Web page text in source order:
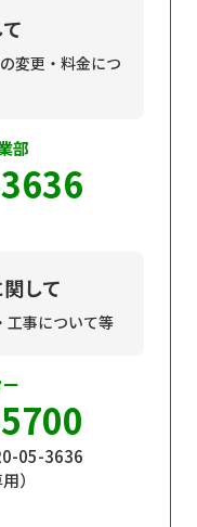
変更・料金につ
部
して
工事について等
05-3636
）